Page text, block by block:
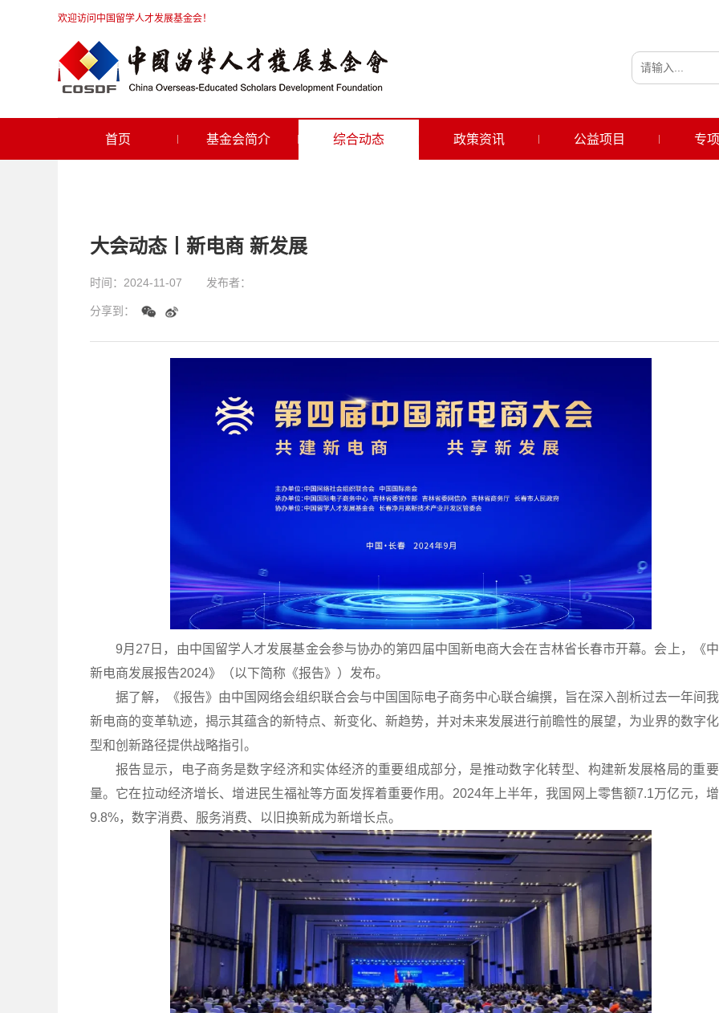
欢迎访问中国留学人才发展基金会！
首页 基金会简介 综合动态 政策资讯 公益项目 专
大会动态丨新电商 新发展
时间： 2024-11-07 发布者：
分享到：
9月27日，由中国留学人才发展基金会参与协办的第四届中国新电商大会在吉林省长春市开幕。会上，《中
新电商发展报告2024》（以下简称《报告》）发布。
据了解，《报告》由中国网络会组织联合会与中国国际电子商务中心联合编撰，旨在深入剖析过去一年间我
新电商的变革轨迹，揭示其蕴含的新特点、新变化、新趋势，并对未来发展进行前瞻性的展望，为业界的数字
型和创新路径提供战略指引。
报告显示，电子商务是数字经济和实体经济的重要组成部分，是推动数字化转型、构建新发展格局的重
量。它在拉动经济增长、增进民生福祉等方面发挥着重要作用。2024年上半年，我国网上零售额7.1万亿元，
9.8%，数字消费、服务消费、以旧换新成为新增长点。